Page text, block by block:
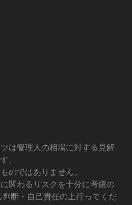
は管理人の相場に対する見解
。
のではありません。
関わるリスクを十分に考慮の
断・自己責任の上行ってくだ